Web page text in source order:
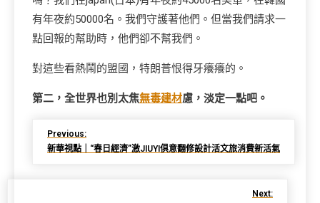
有年夜約50000名。我們守護著他們。但當我們請求一
點回報的幫助時，他們卻不幫我們。
對這些看熱鬧的盟國，特朗普恨得牙癢癢的。
第二，全世界也別太焦無毒建材慮，淡定一點吧。
Previous:
新華視點｜“春日經濟”激JIUYI俱意翻修設計活文旅消費新活氣
Next: